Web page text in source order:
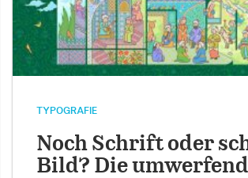
TYPOGRAFIE
Noch Schrift oder
Bild? Die umwerfend